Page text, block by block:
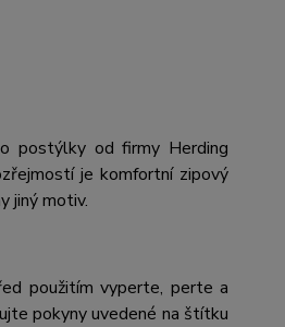
postýlky od firmy Herding
je komfortní zipový
jiný motiv.
použitím vyperte, perte a
pokyny uvedené na štítku